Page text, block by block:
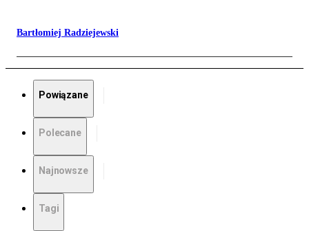
Bartłomiej Radziejewski
Powiązane
Polecane
Najnowsze
Tagi